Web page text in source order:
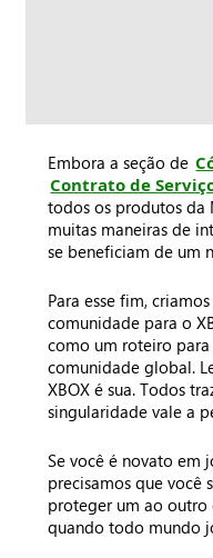
Embora a seção de
Contrato de
todos os produtos da
muitas maneiras de
se beneficiam de um
Para esse fim,
comunidade para o
como um roteiro
comunidade global.
XBOX é sua. Todos
singularidade vale a
Se você é novato em
precisamos que você
proteger um ao outro
quando todo mundo